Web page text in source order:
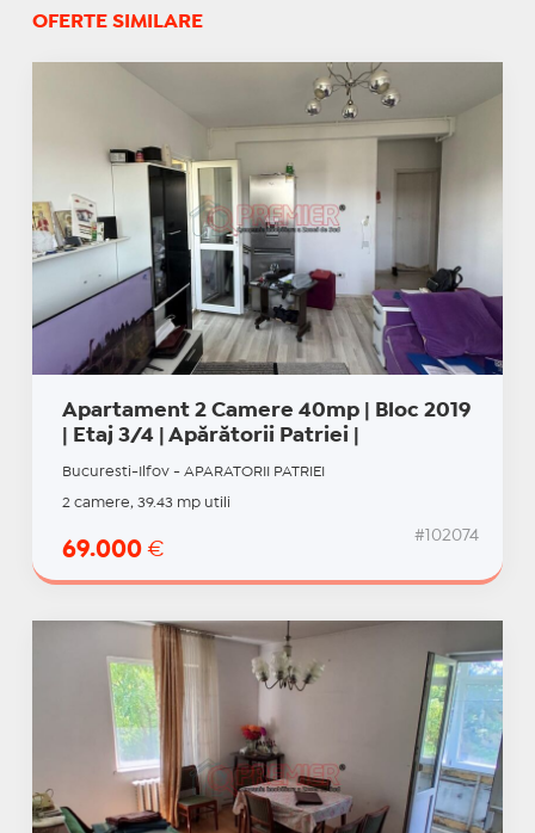
OFERTE SIMILARE
Apartament 2 Camere 40mp | Bloc 2019
| Etaj 3/4 | Apărătorii Patriei |
Bucuresti-Ilfov - APARATORII PATRIEI
2 camere, 39.43 mp utili
69.000 €
#102074